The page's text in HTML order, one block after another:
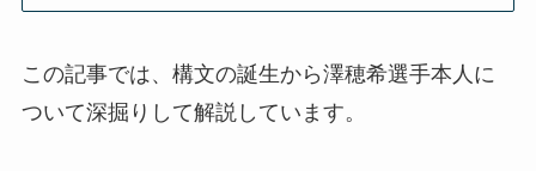
この記事では、構文の誕生から澤穂希選手本人に
ついて深掘りして解説しています。